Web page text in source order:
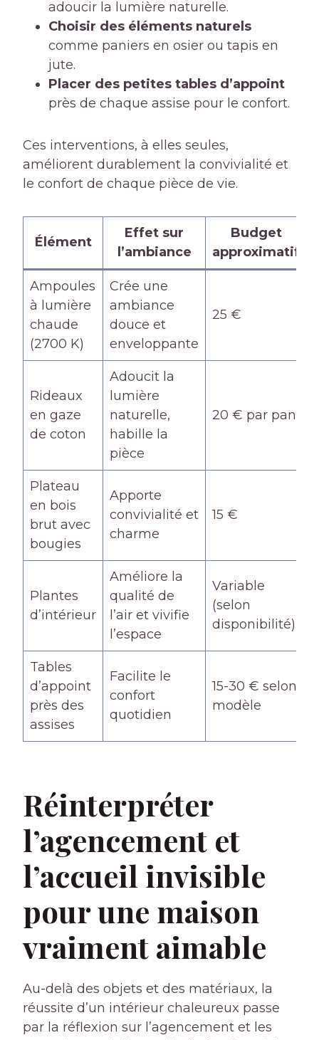
adoucir la lumière naturelle.
Choisir des éléments naturels
comme paniers en osier ou tapis en
jute.
Placer des petites tables d’appoint
près de chaque assise pour le confort.
Ces interventions, à elles seules,
améliorent durablement la convivialité et
le confort de chaque pièce de vie.
Élément
Effet sur
l’ambiance
Budget
approximatif
Ampoules
à lumière
chaude
(2700 K)
Crée une
ambiance
douce et
enveloppante
25 €
Rideaux
en gaze
de coton
Adoucit la
lumière
naturelle,
habille la
pièce
20 € par pan
Plateau
en bois
brut avec
bougies
Apporte
convivialité et
charme
15 €
Plantes
d’intérieur
Améliore la
qualité de
l’air et vivifie
l’espace
Variable
(selon
disponibilité)
Tables
d’appoint
près des
assises
Facilite le
confort
quotidien
15-30 € selon
modèle
Réinterpréter
l’agencement et
l’accueil invisible
pour une maison
vraiment aimable
Au-delà des objets et des matériaux, la
réussite d’un intérieur chaleureux passe
par la réflexion sur l’agencement et les